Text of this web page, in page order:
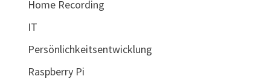
Home Recording
IT
Persönlichkeitsentwicklung
Raspberry Pi